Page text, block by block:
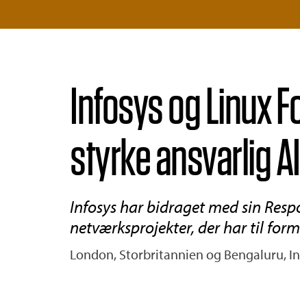
Infosys og Linux
styrke ansvarlig
Infosys har bidraget med sin
netværksprojekter, der har til
London, Storbritannien og Bengaluru,